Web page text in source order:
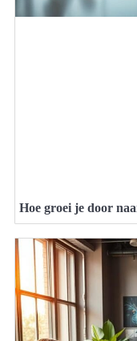
Hoe groei je door